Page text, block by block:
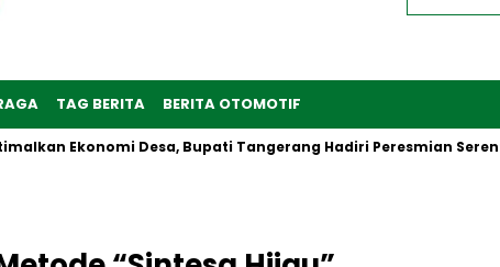
TAG BERITA BERITA OTOMOTIF
Ekonomi Desa, Bupati Tangerang Hadiri Peresmian Serentak